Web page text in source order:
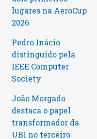
lugares na AeroCup
2026
Pedro Inácio
distinguido pela
IEEE Computer
Society
João Morgado
destaca o papel
transformador da
UBI no terceiro